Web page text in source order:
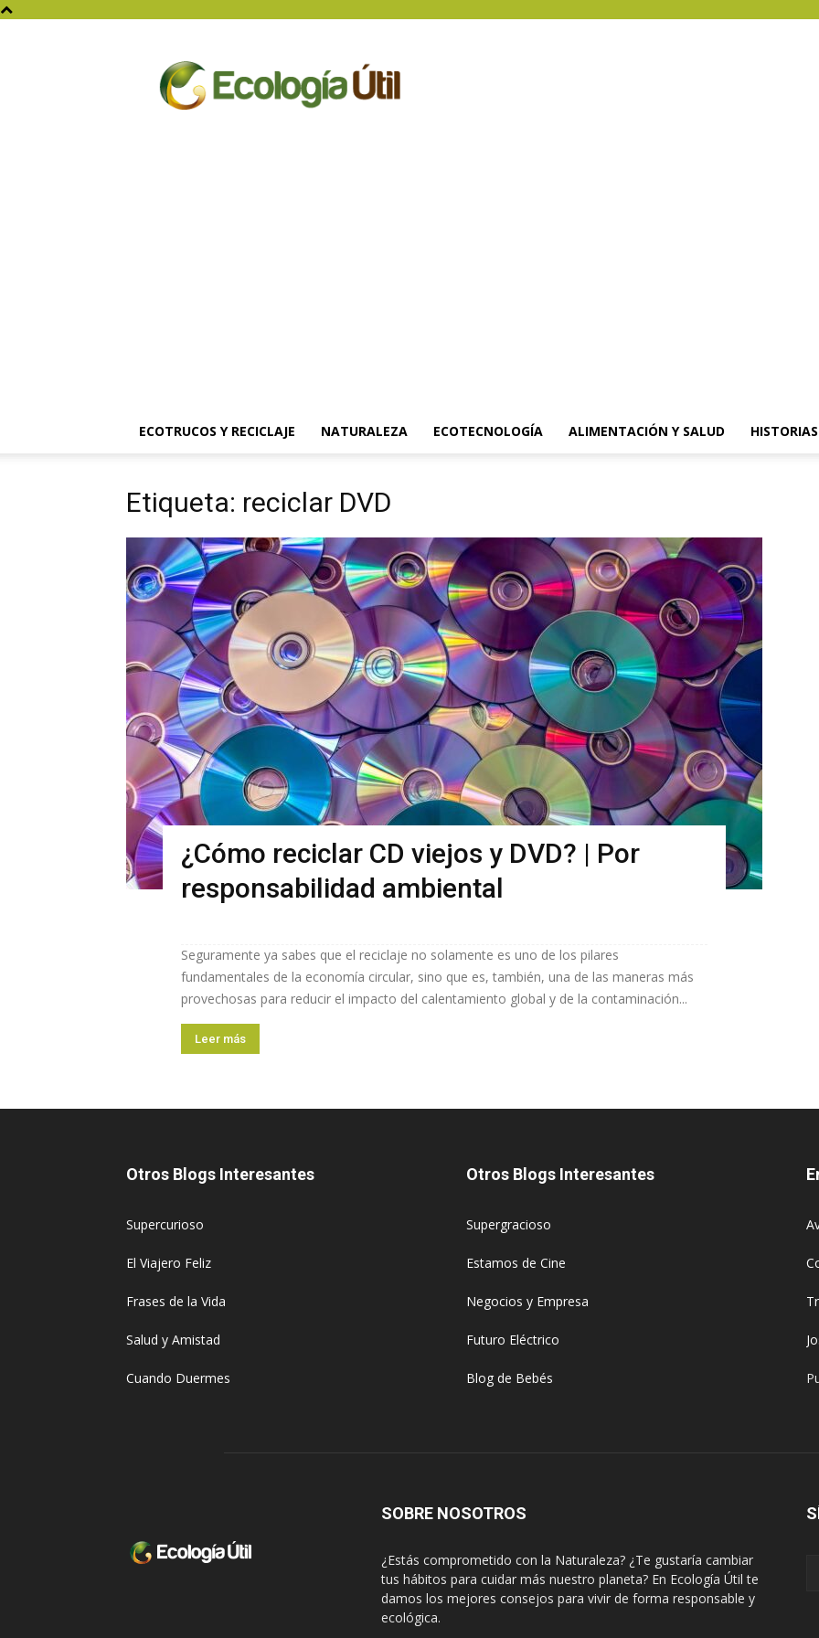
Util
ECOTRUCOS Y RECICLAJE NATURALEZA ECOTECNOLOGÍA ALIMENTACIÓN Y SALUD
Etiqueta: reciclar DVD
¿Cómo reciclar CD viejos y DVD? | Por
responsabilidad ambiental
Seguramente ya sabes que el reciclaje no solamente es uno de los pilares
fundamentales de la economía circular, sino que es, también, una de las maneras más
provechosas para reducir el impacto del calentamiento global y de la contaminación...
Leer más
Otros Blogs Interesantes
Supercurioso
El Viajero Feliz
Frases de la Vida
Salud y Amistad
Cuando Duermes
Otros Blogs Interesantes
Supergracioso
Estamos de Cine
Negocios y Empresa
Futuro Eléctrico
Blog de Bebés
SOBRE NOSOTROS
¿Estás comprometido con la Naturaleza? ¿Te gustaría cambiar
tus hábitos para cuidar más nuestro planeta? En Ecología Útil te
damos los mejores consejos para vivir de forma responsable y
ecológica.